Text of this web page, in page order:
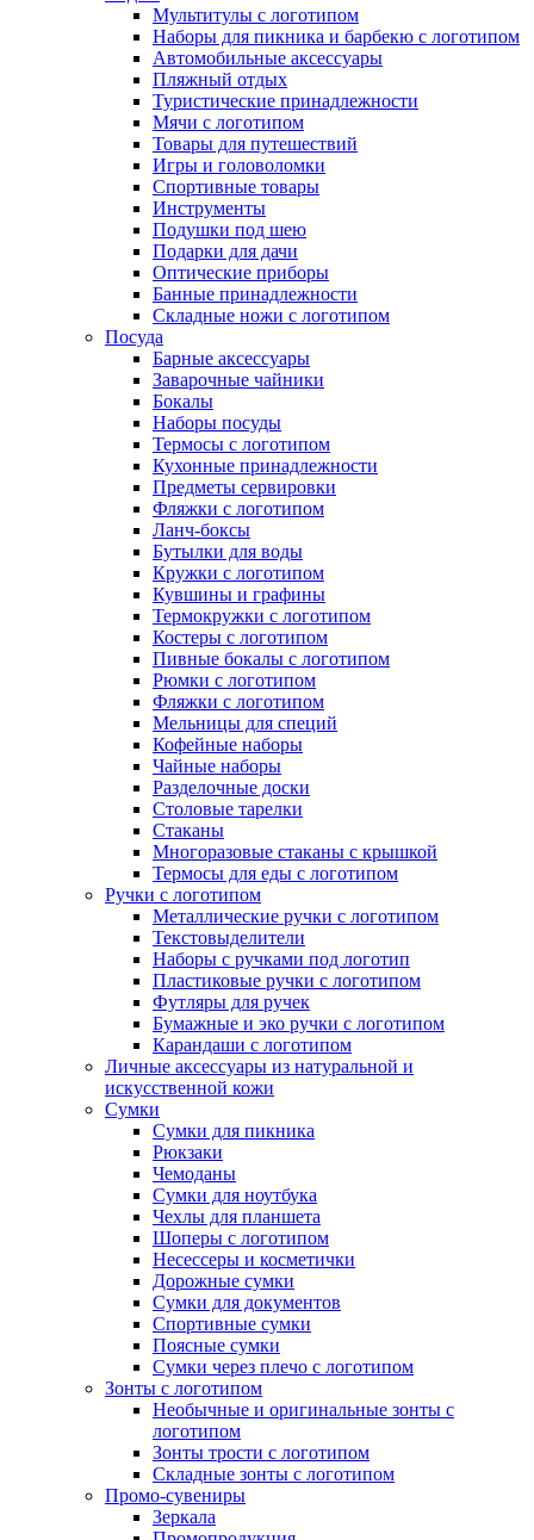
Мультитулы с логотипом
Наборы для пикника и барбекю с логотипом
Автомобильные аксессуары
Пляжный отдых
Туристические принадлежности
Мячи с логотипом
Товары для путешествий
Игры и головоломки
Спортивные товары
Инструменты
Подушки под шею
Подарки для дачи
Оптические приборы
Банные принадлежности
Складные ножи с логотипом
Посуда
Барные аксессуары
Заварочные чайники
Бокалы
Наборы посуды
Термосы с логотипом
Кухонные принадлежности
Предметы сервировки
Фляжки с логотипом
Ланч-боксы
Бутылки для воды
Кружки с логотипом
Кувшины и графины
Термокружки с логотипом
Костеры с логотипом
Пивные бокалы с логотипом
Рюмки с логотипом
Фляжки с логотипом
Мельницы для специй
Кофейные наборы
Чайные наборы
Разделочные доски
Столовые тарелки
Стаканы
Многоразовые стаканы с крышкой
Термосы для еды с логотипом
Ручки с логотипом
Металлические ручки с логотипом
Текстовыделители
Наборы с ручками под логотип
Пластиковые ручки с логотипом
Футляры для ручек
Бумажные и эко ручки с логотипом
Карандаши с логотипом
Личные аксессуары из натуральной и
искусственной кожи
Сумки
Сумки для пикника
Рюкзаки
Чемоданы
Сумки для ноутбука
Чехлы для планшета
Шоперы с логотипом
Несессеры и косметички
Дорожные сумки
Сумки для документов
Спортивные сумки
Поясные сумки
Сумки через плечо с логотипом
Зонты с логотипом
Необычные и оригинальные зонты с
логотипом
Зонты трости с логотипом
Складные зонты с логотипом
Промо-сувениры
Зеркала